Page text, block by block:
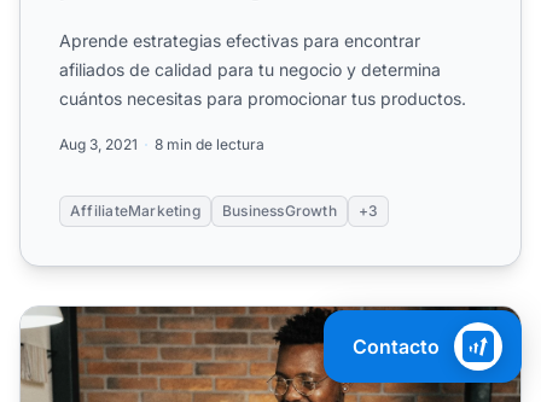
Aprende estrategias efectivas para encontrar
afiliados de calidad para tu negocio y determina
cuántos necesitas para promocionar tus productos.
Aug 3, 2021 8 min de lectura
AffiliateMarketing BusinessGrowth +3
Tipos de afiliados de marketing
Contacto